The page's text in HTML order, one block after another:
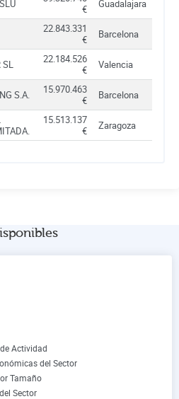
€
Guadalajara
22.843.331
€
Barcelona
SL
22.184.526
€
Valencia
S.A.
15.970.463
€
Barcelona
15.513.137
€
Zaragoza
Actividad
del Sector
Tamaño
Sector